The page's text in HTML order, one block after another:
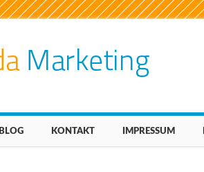
BLOG KONTAKT IMPRESSUM